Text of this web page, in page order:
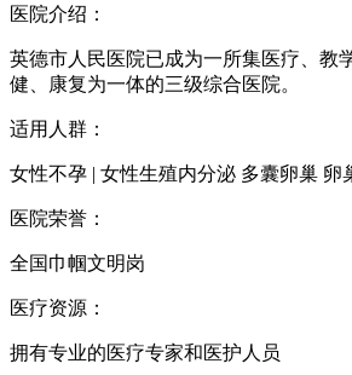
医院介绍：
英德市人民医院已成为一所集医疗、教
健、康复为一体的三级综合医院。
适用人群：
女性不孕 | 女性生殖内分泌 多囊卵巢 卵
医院荣誉：
全国巾帼文明岗
医疗资源：
拥有专业的医疗专家和医护人员